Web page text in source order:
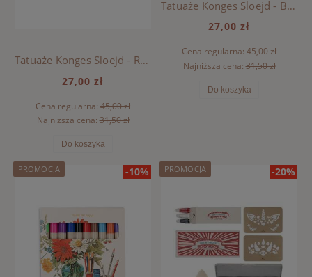
Tatuaże Konges Sloejd - RAINBOW MIX
27,00 zł
Cena regularna: 45,00 zł
Najniższa cena:31,50 zł
Do koszyka
Tatuaże Konges Sloejd - BOY MIX PACK
27,00 zł
Cena regularna: 45,00 zł
Najniższa cena:31,50 zł
Do koszyka
-10%
PROMOCJA -20%
PROMOCJA